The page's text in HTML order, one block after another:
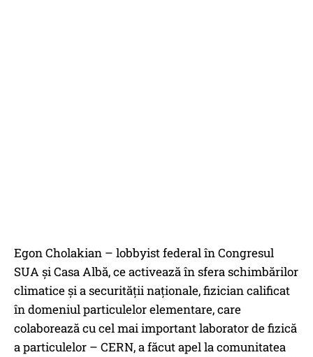
Egon Cholakian – lobbyist federal în Congresul
SUA și Casa Albă, ce activează în sfera schimbărilor
climatice și a securității naționale, fizician calificat
în domeniul particulelor elementare, care
colaborează cu cel mai important laborator de fizică
a particulelor – CERN, a făcut apel la comunitatea